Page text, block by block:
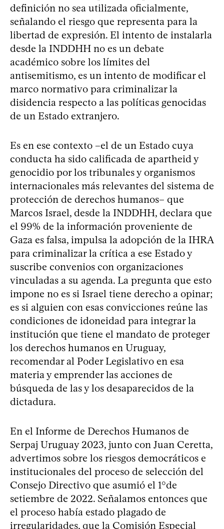
definición no sea utilizada oficialmente,
señalando el riesgo que representa para la
libertad de expresión. El intento de instalarla
desde la INDDHH no es un debate
académico sobre los límites del
antisemitismo, es un intento de modificar el
marco normativo para criminalizar la
disidencia respecto a las políticas genocidas
de un Estado extranjero.
Es en ese contexto –el de un Estado cuya
conducta ha sido calificada de apartheid y
genocidio por los tribunales y organismos
internacionales más relevantes del sistema de
protección de derechos humanos– que
Marcos Israel, desde la INDDHH, declara que
el 99% de la información proveniente de
Gaza es falsa, impulsa la adopción de la IHRA
para criminalizar la crítica a ese Estado y
suscribe convenios con organizaciones
vinculadas a su agenda. La pregunta que esto
impone no es si Israel tiene derecho a opinar;
es si alguien con esas convicciones reúne las
condiciones de idoneidad para integrar la
institución que tiene el mandato de proteger
los derechos humanos en Uruguay,
recomendar al Poder Legislativo en esa
materia y emprender las acciones de
búsqueda de las y los desaparecidos de la
dictadura.
En el Informe de Derechos Humanos de
Serpaj Uruguay 2023, junto con Juan Ceretta,
advertimos sobre los riesgos democráticos e
institucionales del proceso de selección del
Consejo Directivo que asumió el 1°de
setiembre de 2022. Señalamos entonces que
el proceso había estado plagado de
irregularidades, que la Comisión Especial